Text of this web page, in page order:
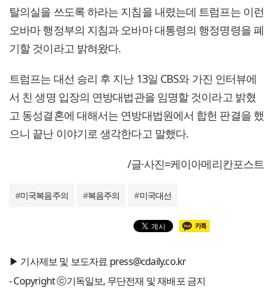
탈의실을 쓰도록 하라는 지침을 내렸는데 트럼프는 이런
오바마 행정부의 지침과 오바마 대통령의 행정명령을 폐
기할 것이라고 밝혀왔다.
트럼프는 대선 승리 후 지난 13일 CBS와 가진 인터뷰에
서 친 생명 입장의 연방대법관을 임명할 것이라고 밝혔
고 동성결혼에 대해서는 연방대법원에서 합헌 판결을 했
으니 끝난 이야기로 생각한다고 말했다.
/글·사진=케이아메리칸포스트
#미국복음주의 #복음주의 #미국대선
▶ 기사제보 및 보도자료 press@cdaily.co.kr
- Copyright ⓒ기독일보, 무단전재 및 재배포 금지